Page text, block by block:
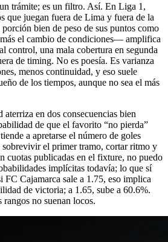
trámite; es un filtro. Así. En Liga 1,
que juegan fuera de Lima y fuera de la
bien de peso de sus puntos como
el cambio de condiciones— amplifica
control, una mala cobertura en segunda
de timing. No es poesía. Es varianza
menos continuidad, y eso suele
de los tiempos, aunque no sea el más
aterriza en dos consecuencias bien
de que el favorito “no pierda”
a apretarse el número de goles
sobrevivir el primer tramo, cortar ritmo y
cuotas publicadas en el fixture, no puedo
implícitas todavía; lo que sí
FC Cajamarca sale a 1.75, eso implica
de victoria; a 1.65, sube a 60.6%.
no suenan locos.